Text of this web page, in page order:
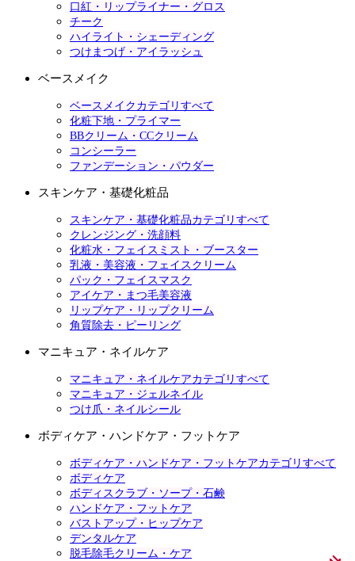
口紅・リップライナー・グロス
チーク
ハイライト・シェーディング
つけまつげ・アイラッシュ
ベースメイク
ベースメイクカテゴリすべて
化粧下地・プライマー
BBクリーム・CCクリーム
コンシーラー
ファンデーション・パウダー
スキンケア・基礎化粧品
スキンケア・基礎化粧品カテゴリすべて
クレンジング・洗顔料
化粧水・フェイスミスト・ブースター
乳液・美容液・フェイスクリーム
パック・フェイスマスク
アイケア・まつ毛美容液
リップケア・リップクリーム
角質除去・ピーリング
マニキュア・ネイルケア
マニキュア・ネイルケアカテゴリすべて
マニキュア・ジェルネイル
つけ爪・ネイルシール
ボディケア・ハンドケア・フットケア
ボディケア・ハンドケア・フットケアカテゴリすべて
ボディケア
ボディスクラブ・ソープ・石鹸
ハンドケア・フットケア
バストアップ・ヒップケア
デンタルケア
脱毛除毛クリーム・ケア